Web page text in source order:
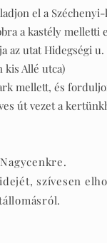
el a
a kastély melletti
az utat Hidegségi u.
kis Allé utca)
mellett, és
út vezet a
szívesen